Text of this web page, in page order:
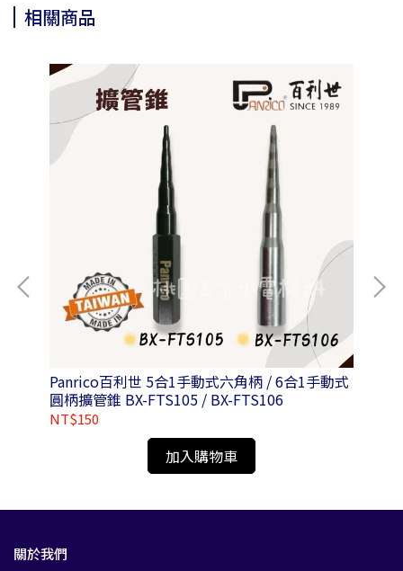
相關商品
Panrico百利世 5合1手動式六角柄 / 6合1手動式
圓柄擴管錐 BX-FTS105 / BX-FTS106
NT$150
加入購物車
關於我們